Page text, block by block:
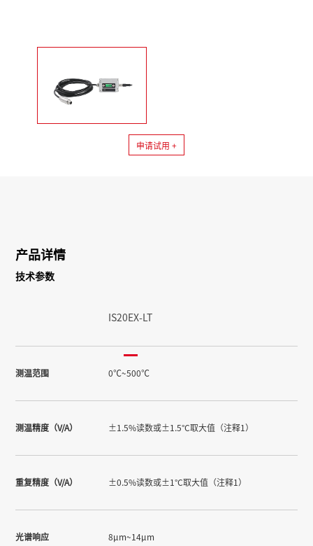
申请试用 +
产品详情
技术参数
IS20EX-LT
测温范围 0℃~500℃
测温精度（V/A） ±1.5%读数或±1.5°C取大值（注释1）
重复精度（V/A） ±0.5%读数或±1°C取大值（注释1）
光谱响应 8μm~14μm